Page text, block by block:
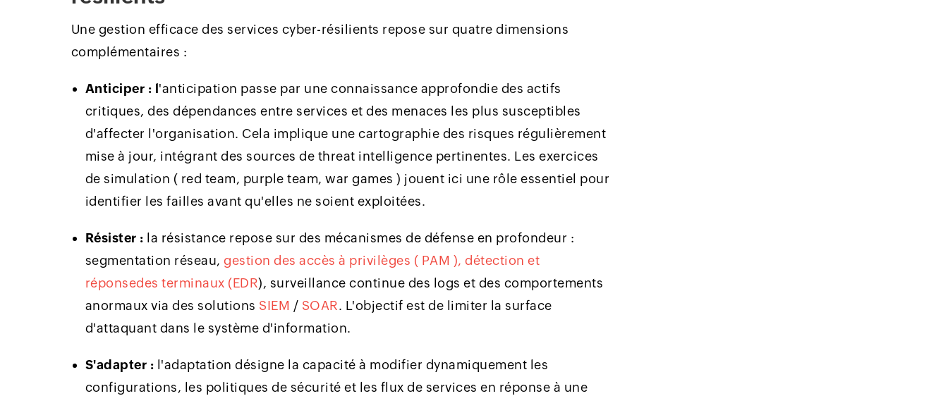
Une gestion efficace des services cyber-résilients repose sur quatre dimensions
complémentaires :
Anticiper : l'anticipation passe par une connaissance approfondie des actifs
critiques, des dépendances entre services et des menaces les plus susceptibles
d'affecter l'organisation. Cela implique une cartographie des risques régulièrement
mise à jour, intégrant des sources de threat intelligence pertinentes. Les exercices
de simulation ( red team, purple team, war games ) jouent ici une rôle essentiel pour
identifier les failles avant qu'elles ne soient exploitées.
Résister : la résistance repose sur des mécanismes de défense en profondeur :
segmentation réseau,gestion des accès à privilèges ( PAM ), détection et
réponsedes terminaux (EDR), surveillance continue des logs et des comportements
anormaux via des solutions SIEM / SOAR. L'objectif est de limiter la surface
d'attaquant dans le système d'information.
S'adapter : l'adaptation désigne la capacité à modifier dynamiquement les
configurations, les politiques de sécurité et les flux de services en réponse à une